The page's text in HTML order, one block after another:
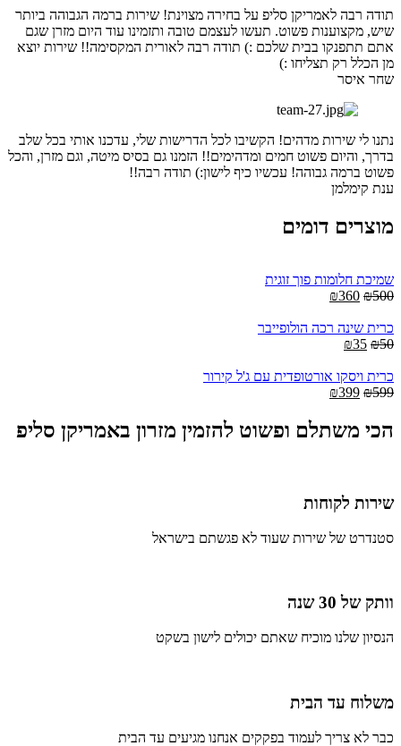
תודה רבה לאמריקן סליפ על בחירה מצוינת! שירות ברמה הגבוהה ביותר
שיש, מקצוענות פשוט. תעשו לעצמם טובה ותזמינו עוד היום מזרן שגם
אתם תתפנקו בבית שלכם :) תודה רבה לאורית המקסימה!! שירות יוצא
מן הכלל רק תצליחו :)
שחר איסר
נתנו לי שירות מדהים! הקשיבו לכל הדרישות שלי, עדכנו אותי בכל שלב
בדרך, והיום פשוט חמים ומדהימים!! הזמנו גם בסיס מיטה, וגם מזרן, והכל
פשוט ברמה גבוהה! עכשיו כיף לישון:) תודה רבה!!
ענת קימלמן
מוצרים דומים
שמיכת חלומות פוך זוגית
₪500
Original
was:
₪500.
₪360
is:
כרית שינה רכה הולופייבר
₪50
Original
was:
₪50.
₪35
is:
₪35.
כרית ויסקו אורטופדית עם ג'ל קירור
₪599
Original
was:
₪599.
₪399
is:
₪399.
הכי משתלם ופשוט להזמין מזרון באמריקן סליפ
שירות לקוחות
סטנדרט של שירות שעוד לא פגשתם בישראל
וותק של 30 שנה
הנסיון שלנו מוכיח שאתם יכולים לישון בשקט
משלוח עד הבית
כבר לא צריך לעמוד בפקקים אנחנו מגיעים עד הבית